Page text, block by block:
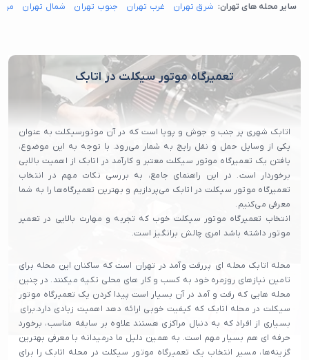
سایر محله های تهران: شرق تهران غرب تهران جنوب تهران شمال تهران
تعمیرگاه موتور سیکلت در اتابک
اتابک شهری پر جنب و جوش و پویا است که در آن موتورسیکلت به عنوان
یکی از وسایل حمل و نقل رایج به شمار می‌رود. با توجه به این موضوع،
یافتن یک تعمیرگاه موتور سیکلت معتبر و کارآمد در اتابک از اهمیت بالایی
برخوردار است. در این راهنمای جامع، به بررسی نکات مهم در انتخاب
تعمیرگاه موتور سیکلت در اتابک می‌پردازیم و بهترین تعمیرگاه‌ها را به شما
معرفی می‌کنیم.
انتخاب تعمیرگاه موتور سیکلت خوب که تجربه و مهارت بالایی در تعمیر
موتور داشته باشد امری چالش برانگیز است.
محله اتابک محله‌ ای پررفت‌ وآمد در تهران است که ساکنان این محله برای
تامین نیازهای روزمره خود به کسب و کار های محلی تکیه میکنند. در چنین
محله هایی که رفت و آمد در آن بسیار است پیدا کردن یک تعمیرگاه موتور
سیکلت در محله اتابک که کیفیت خوبی ارائه دهد اهمیت زیادی دارد.برای
بسیاری از افراد که به دنبال مراکزی هستند علاوه بر سابقه مناسب، برخورد
حرفه‌ ای هم بسیار مهم است. به همین دلیل ما درمیدانه با معرفی بهترین
گزینه‌ها، مسیر انتخاب یک تعمیرگاه موتور سیکلت در محله اتابک را برای